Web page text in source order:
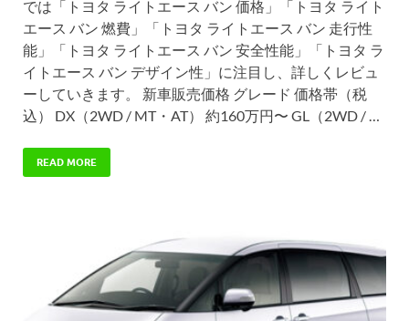
では「トヨタ ライトエース バン 価格」「トヨタ ライト
エース バン 燃費」「トヨタ ライトエース バン 走行性
能」「トヨタ ライトエース バン 安全性能」「トヨタ ラ
イトエース バン デザイン性」に注目し、詳しくレビュ
ーしていきます。 新車販売価格 グレード 価格帯（税
込） DX（2WD / MT・AT） 約160万円〜 GL（2WD / …
READ MORE